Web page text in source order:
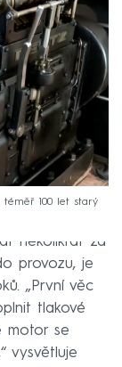
téměř 100 let starý
několikrát za
provozu, je
„První věc
tlakové
motor se
vysvětluje